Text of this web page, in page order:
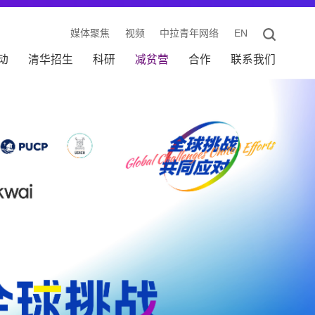
媒体聚焦 视频 中拉青年网络 EN
清华招生 科研 减贫营 合作 联系我们